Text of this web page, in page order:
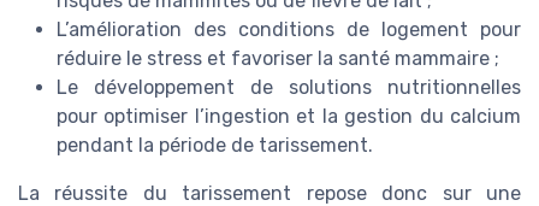
L’amélioration des conditions de logement pour
réduire le stress et favoriser la santé mammaire ;
Le développement de solutions nutritionnelles
pour optimiser l’ingestion et la gestion du calcium
pendant la période de tarissement.
La réussite du tarissement repose donc sur une